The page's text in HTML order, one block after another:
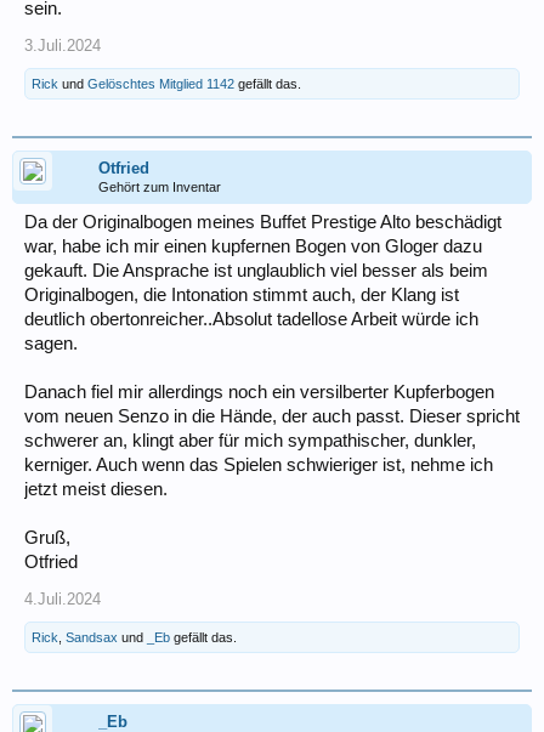
sein.
3.Juli.2024
Rick und Gelöschtes Mitglied 1142 gefällt das.
Otfried
Gehört zum Inventar
Da der Originalbogen meines Buffet Prestige Alto beschädigt
war, habe ich mir einen kupfernen Bogen von Gloger dazu
gekauft. Die Ansprache ist unglaublich viel besser als beim
Originalbogen, die Intonation stimmt auch, der Klang ist
deutlich obertonreicher..Absolut tadellose Arbeit würde ich
sagen.
Danach fiel mir allerdings noch ein versilberter Kupferbogen
vom neuen Senzo in die Hände, der auch passt. Dieser spricht
schwerer an, klingt aber für mich sympathischer, dunkler,
kerniger. Auch wenn das Spielen schwieriger ist, nehme ich
jetzt meist diesen.
Gruß,
Otfried
4.Juli.2024
Rick Sandsax und _Eb gefällt das.
_Eb